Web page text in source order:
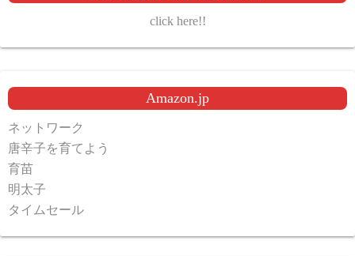
click here!!
Amazon.jp
ネットワーク
唐辛子を育てよう
育苗
明太子
タイムセール